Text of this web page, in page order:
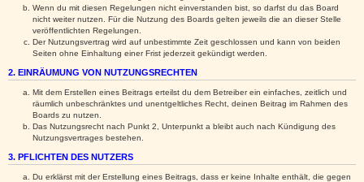
Wenn du mit diesen Regelungen nicht einverstanden bist, so darfst du das Board
nicht weiter nutzen. Für die Nutzung des Boards gelten jeweils die an dieser Stelle
veröffentlichten Regelungen.
Der Nutzungsvertrag wird auf unbestimmte Zeit geschlossen und kann von beiden
Seiten ohne Einhaltung einer Frist jederzeit gekündigt werden.
2. EINRÄUMUNG VON NUTZUNGSRECHTEN
Mit dem Erstellen eines Beitrags erteilst du dem Betreiber ein einfaches, zeitlich und
räumlich unbeschränktes und unentgeltliches Recht, deinen Beitrag im Rahmen des
Boards zu nutzen.
Das Nutzungsrecht nach Punkt 2, Unterpunkt a bleibt auch nach Kündigung des
Nutzungsvertrages bestehen.
3. PFLICHTEN DES NUTZERS
Du erklärst mit der Erstellung eines Beitrags, dass er keine Inhalte enthält, die gegen